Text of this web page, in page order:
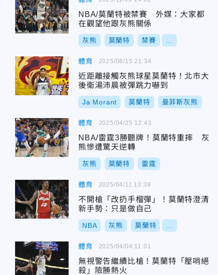
NBA/莫蘭特被禁賽 外媒：大家都
在觀望他跟灰熊關係
灰熊 莫蘭特 禁賽
體育
近距離接觸灰熊球星莫蘭特！北市大
後衛湯沛晨被彈跳力嚇到
Ja Morant 莫蘭特 曼菲斯灰熊
2025/08/15 21:34
體育
NBA/雷霆3勝聽牌！莫蘭特重摔 灰
熊慘遭驚天逆轉
灰熊 莫蘭特 雷霆
2025/04/25 12:43
體育
不開槍「改扔手榴彈」！莫蘭特澄清
新手勢：只是做自己
NBA 灰熊 莫蘭特
2025/04/11 13:38
體育
無視警告繼續比槍！莫蘭特「壓哨絕
殺」險勝熱火
2025/04/04 11:01